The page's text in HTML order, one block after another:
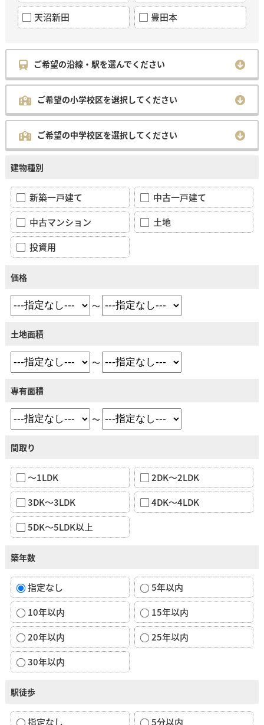
天沼新田 豊田本
ご希望の沿線・駅を選んでください
ご希望の小学校区を選択してください
ご希望の中学校区を選択してください
建物種別
新築一戸建て
中古一戸建て
中古マンション
土地
投資用
価格
～
土地面積
～
専有面積
～
間取り
～1LDK
2DK～2LDK
3DK～3LDK
4DK～4LDK
5DK～5LDK以上
築年数
指定なし
5年以内
10年以内
15年以内
20年以内
25年以内
30年以内
駅徒歩
指定なし 5分以内